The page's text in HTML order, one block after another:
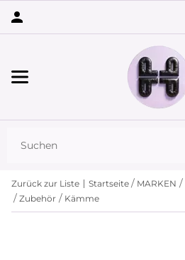
Zurück zur Liste Startseite MARKEN
Zubehör
Kämme